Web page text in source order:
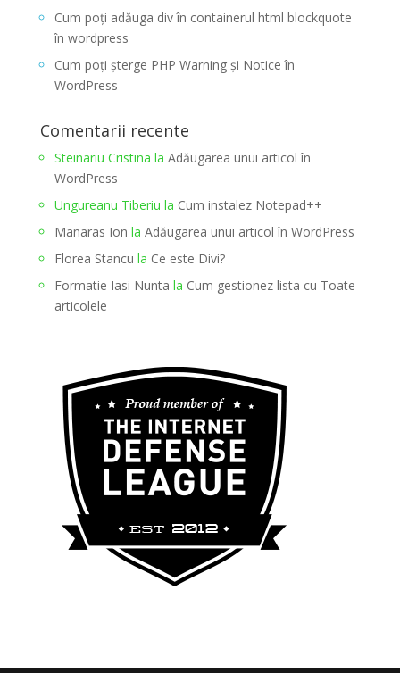
Cum poți adăuga div în containerul html blockquote
în wordpress
Cum poți șterge PHP Warning și Notice în
WordPress
Comentarii recente
Steinariu Cristina la Adăugarea unui articol în
WordPress
Ungureanu Tiberiu la Cum instalez Notepad++
Manaras Ion la Adăugarea unui articol în WordPress
Florea Stancu la Ce este Divi?
Formatie Iasi Nunta la Cum gestionez lista cu Toate
articolele